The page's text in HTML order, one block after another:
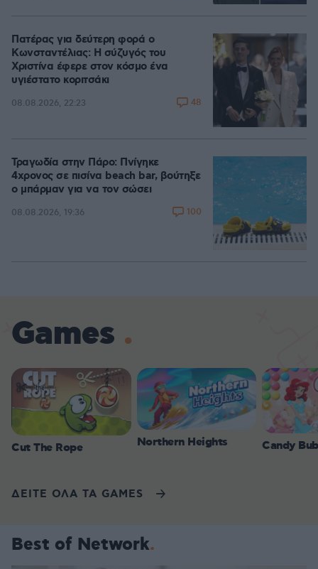
Πατέρας για δεύτερη φορά ο
Κωνσταντέλιας: Η σύζυγός του
Χριστίνα έφερε στον κόσμο ένα
υγιέστατο κοριτσάκι
08.08.2026, 22:23 48
Τραγωδία στην Πάρο: Πνίγηκε
4χρονος σε πισίνα beach bar, βούτηξε
ο μπάρμαν για να τον σώσει
08.08.2026, 19:36 100
Games
Cut The Rope Northern Heights Candy
ΔΕΙΤΕ ΟΛΑ ΤΑ GAMES
Best of Network